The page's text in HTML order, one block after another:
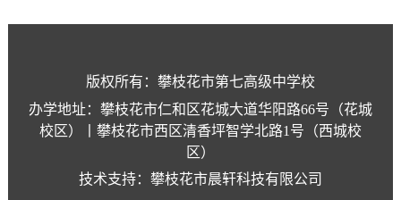
版权所有：攀枝花市第七高级中学校
办学地址：攀枝花市仁和区花城大道华阳路66号（花城
校区）丨攀枝花市西区清香坪智学北路1号（西城校
区）
技术支持：攀枝花市晨轩科技有限公司